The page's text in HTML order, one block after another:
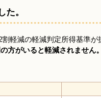
た。
軽減の軽減判定所得基準が
方がいると軽減されません